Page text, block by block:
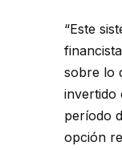
“Este
sobre lo
invertido
período
opción